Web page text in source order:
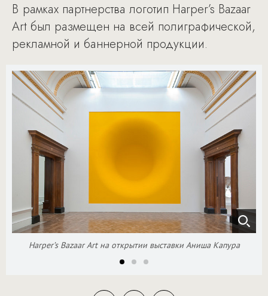
В рамках партнерства логотип Harper’s Bazaar
Art был размещен на всей полиграфической,
рекламной и баннерной продукции.
Harper’s Bazaar Art на открытии выставки Аниша Капура